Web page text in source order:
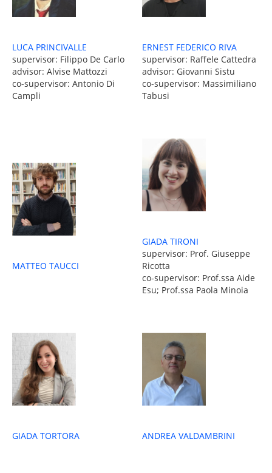
LUCA PRINCIVALLE
supervisor: Filippo De Carlo
advisor: Alvise Mattozzi
co-supervisor: Antonio Di
Campli
ERNEST FEDERICO RIVA
supervisor: Raffele Cattedra
advisor: Giovanni Sistu
co-supervisor: Massimiliano
Tabusi
MATTEO TAUCCI
GIADA TIRONI
supervisor: Prof. Giuseppe
Ricotta
co-supervisor: Prof.ssa Aide
Esu; Prof.ssa Paola Minoia
GIADA TORTORA ANDREA VALDAMBRINI